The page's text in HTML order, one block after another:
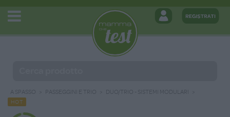
A SPASSO PASSEGGINI E TRIO DUO/TRIO - SISTEMI MODULARI
HOT